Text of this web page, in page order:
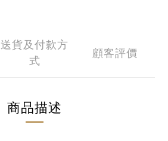
送貨及付款方
式
顧客評價
商品描述